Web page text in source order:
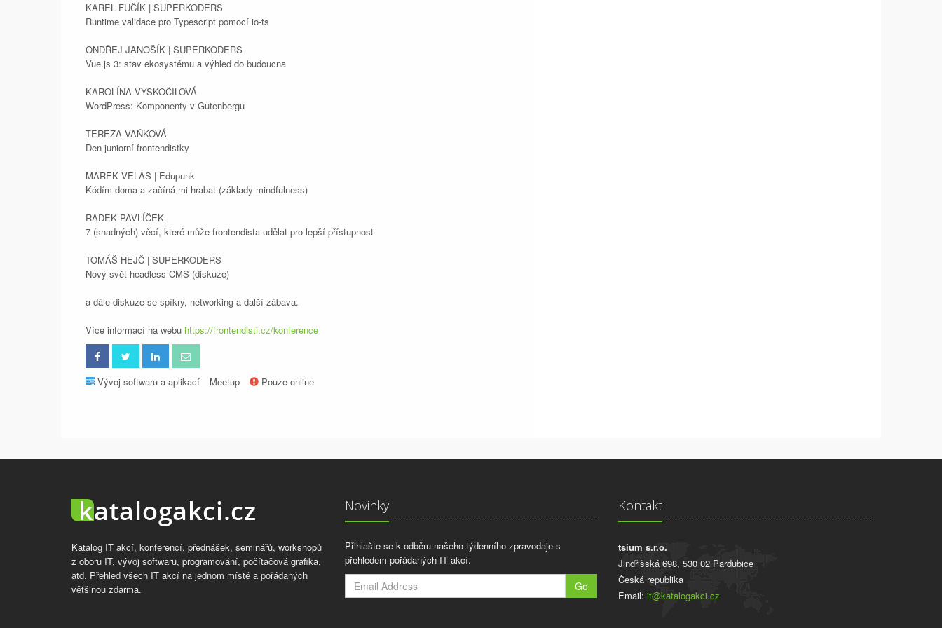
KAREL FUČÍK | SUPERKODERS
Runtime validace pro Typescript pomocí io-ts
ONDŘEJ JANOŠÍK | SUPERKODERS
Vue.js 3: stav ekosystému a výhled do budoucna
KAROLÍNA VYSKOČILOVÁ
WordPress: Komponenty v Gutenbergu
TEREZA VAŇKOVÁ
Den juniorní frontendistky
MAREK VELAS | Edupunk
Kódím doma a začíná mi hrabat (základy mindfulness)
RADEK PAVLÍČEK
7 (snadných) věcí, které může frontendista udělat pro lepší přístupnost
TOMÁŠ HEJČ | SUPERKODERS
Nový svět headless CMS (diskuze)
a dále diskuze se spíkry, networking a další zábava.
Více informací na webu https://frontendisti.cz/konference
Vývoj softwaru a aplikací Meetup Pouze online
Katalog IT akcí, konferencí, přednášek, seminářů, workshopů
z oboru IT, vývoj softwaru, programování, počítačová grafika,
atd. Přehled všech IT akcí na jednom místě a pořádaných
většinou zdarma.
Novinky
Přihlašte se k odběru našeho týdenního zpravodaje s
přehledem pořádaných IT akcí.
Go
Kontakt
tsium s.r.o.
Jindřišská 698, 530 02 Pardubice
Česká republika
Email: it@katalogakci.cz